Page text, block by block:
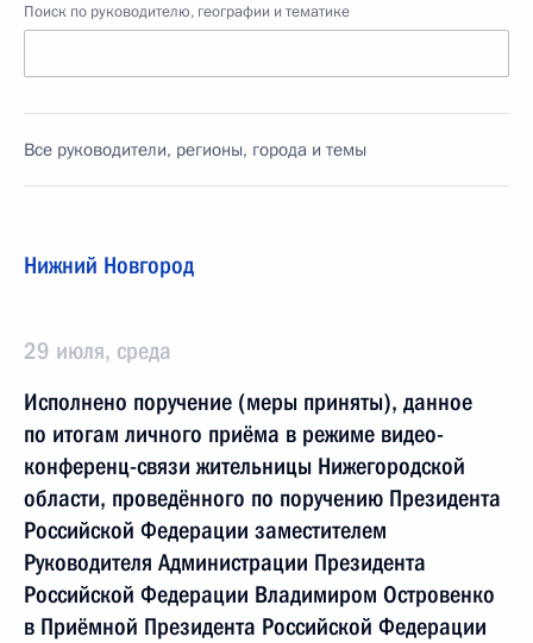
Поиск по руководителю, географии и тематике
Все руководители, регионы, города и темы
Нижний Новгород
29 июля, среда
Исполнено поручение (меры приняты), данное
по итогам личного приёма в режиме видео-
конференц-связи жительницы Нижегородской
области, проведённого по поручению Президента
Российской Федерации заместителем
Руководителя Администрации Президента
Российской Федерации Владимиром Островенко
в Приёмной Президента Российской Федерации